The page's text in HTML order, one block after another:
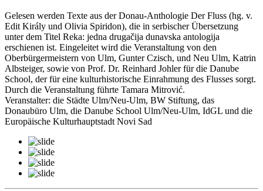
Gelesen werden Texte aus der Donau-Anthologie Der Fluss (hg. v.
Edit Király und Olivia Spiridon), die in serbischer Übersetzung
unter dem Titel Reka: jedna drugačija dunavska antologija
erschienen ist. Eingeleitet wird die Veranstaltung von den
Oberbürgermeistern von Ulm, Gunter Czisch, und Neu Ulm, Katrin
Albsteiger, sowie von Prof. Dr. Reinhard Johler für die Danube
School, der für eine kulturhistorische Einrahmung des Flusses sorgt.
Durch die Veranstaltung führte Tamara Mitrović.
Veranstalter: die Städte Ulm/Neu-Ulm, BW Stiftung, das
Donaubüro Ulm, die Danube School Ulm/Neu-Ulm, IdGL und die
Europäische Kulturhauptstadt Novi Sad